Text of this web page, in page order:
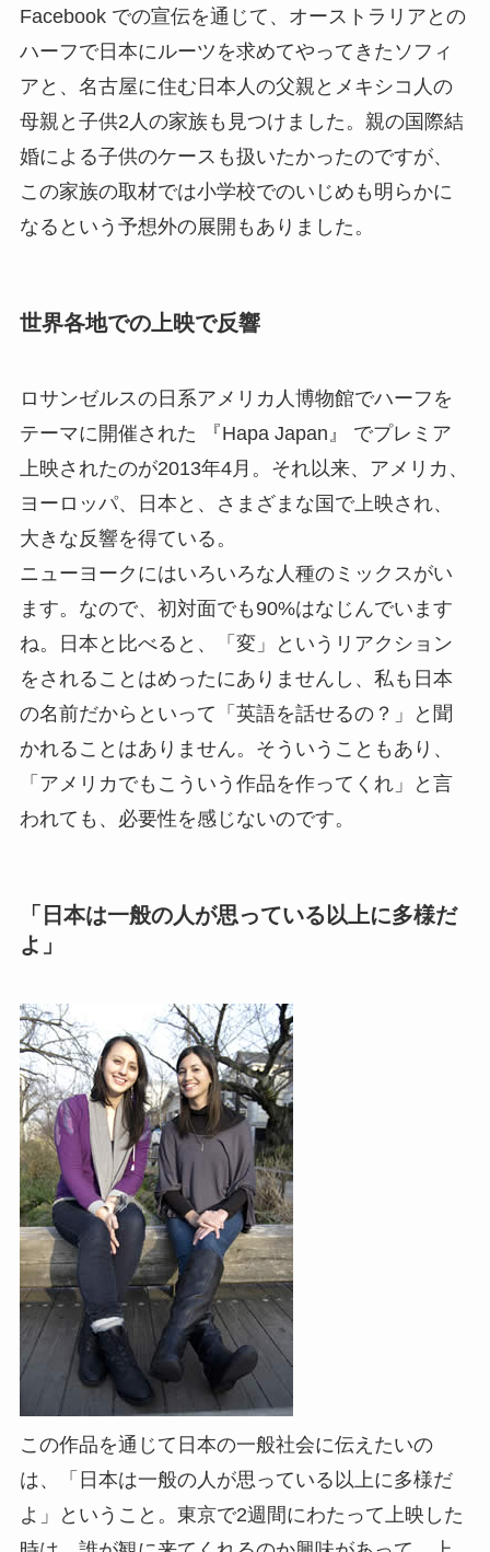
Facebook での宣伝を通じて、オーストラリアとの
ハーフで日本にルーツを求めてやってきたソフィ
アと、名古屋に住む日本人の父親とメキシコ人の
母親と子供2人の家族も見つけました。親の国際結
婚による子供のケースも扱いたかったのですが、
この家族の取材では小学校でのいじめも明らかに
なるという予想外の展開もありました。
世界各地での上映で反響
ロサンゼルスの日系アメリカ人博物館でハーフを
テーマに開催された 『Hapa Japan』 でプレミア
上映されたのが2013年4月。それ以来、アメリカ、
ヨーロッパ、日本と、さまざまな国で上映され、
大きな反響を得ている。
ニューヨークにはいろいろな人種のミックスがい
ます。なので、初対面でも90%はなじんでいます
ね。日本と比べると、「変」というリアクション
をされることはめったにありませんし、私も日本
の名前だからといって「英語を話せるの？」と聞
かれることはありません。そういうこともあり、
「アメリカでもこういう作品を作ってくれ」と言
われても、必要性を感じないのです。
「日本は一般の人が思っている以上に多様だ
よ」
この作品を通じて日本の一般社会に伝えたいの
は、「日本は一般の人が思っている以上に多様だ
よ」ということ。東京で2週間にわたって上映した